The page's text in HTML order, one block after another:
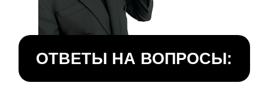
ОТВЕТЫ НА ВОПРОСЫ: